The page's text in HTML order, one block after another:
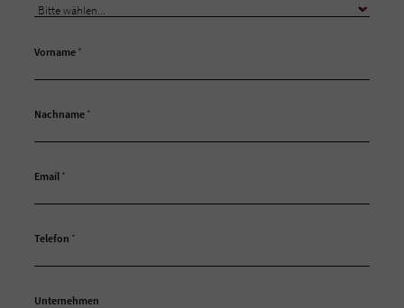
Vorname *
Nachname *
Email *
Telefon *
Unternehmen